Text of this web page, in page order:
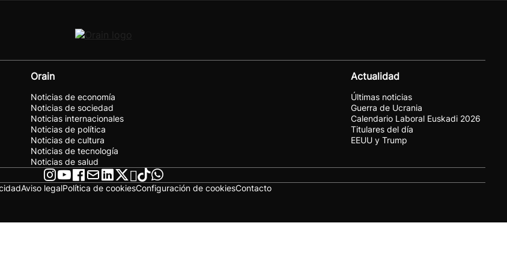
Orain
Noticias de economía
Noticias de sociedad
Noticias internacionales
Noticias de política
Noticias de cultura
Noticias de tecnología
Noticias de salud
Actualidad
Últimas noticias
Guerra de Ucrania
Calendario Laboral Euskadi 2026
Titulares del día
EEUU y Trump
Aviso legalPolítica de cookiesConfiguración de cookiesContacto